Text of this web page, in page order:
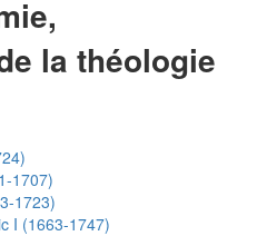
la théologie
1707)
1723)
I (1663-1747)